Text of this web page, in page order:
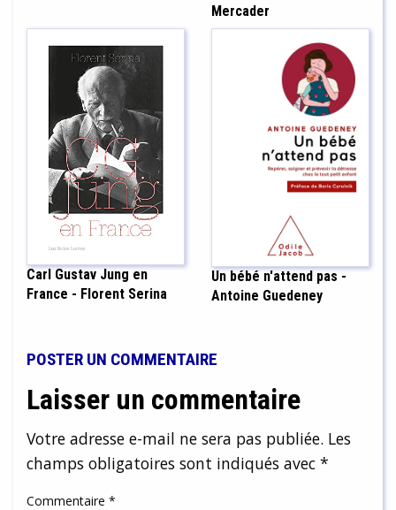
Mercader
Carl Gustav Jung en
France - Florent Serina
Un bébé n'attend pas -
Antoine Guedeney
POSTER UN COMMENTAIRE
Laisser un commentaire
Votre adresse e-mail ne sera pas publiée. Les
champs obligatoires sont indiqués avec *
Commentaire *